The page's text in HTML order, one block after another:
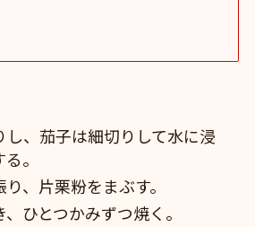
し、茄子は細切りして水に浸
。
、片栗粉をまぶす。
ひとつかみずつ焼く。